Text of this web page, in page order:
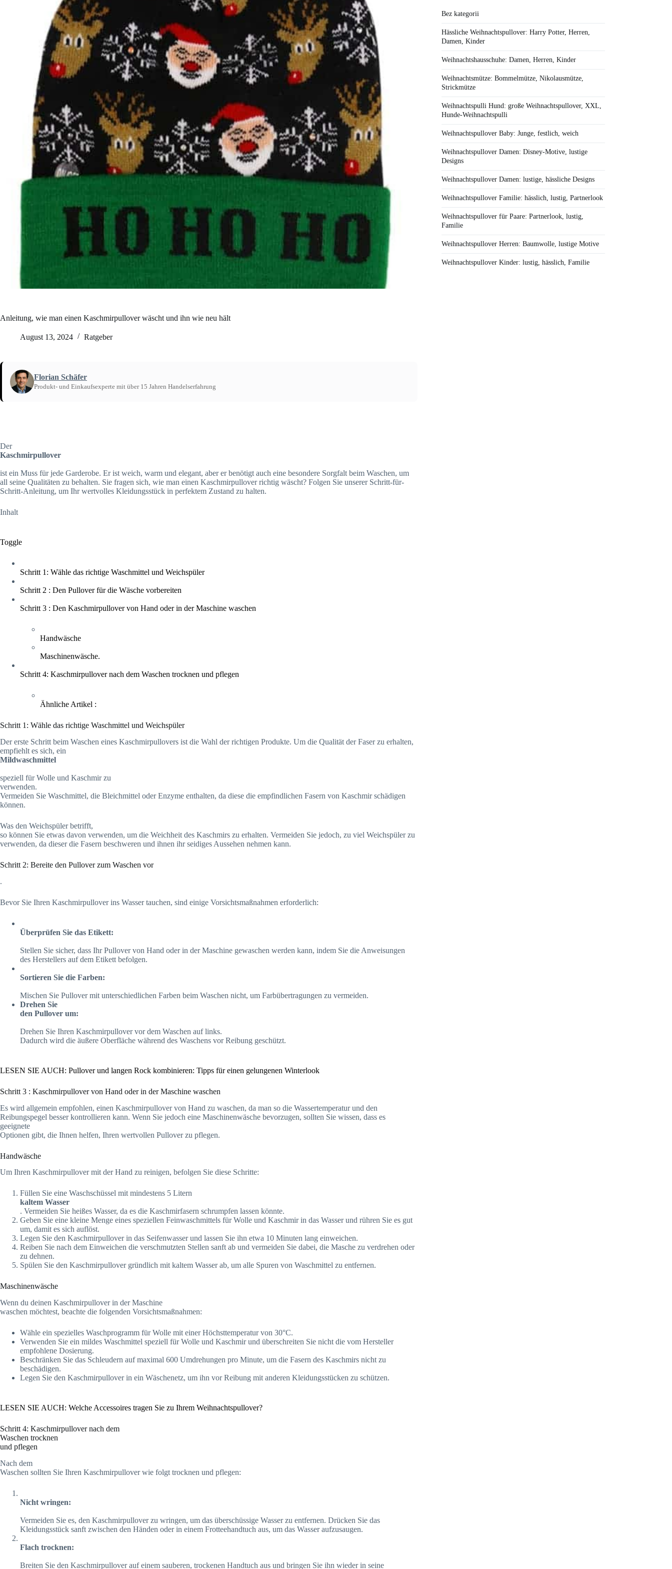
Anleitung, wie man einen Kaschmirpullover wäscht und ihn wie neu hält
August 13, 2024 Ratgeber
Florian Schäfer
Produkt- und Einkaufsexperte mit über 15 Jahren Handelserfahrung
Der
Kaschmirpullover
ist ein Muss für jede Garderobe. Er ist weich, warm und elegant, aber er benötigt auch eine besondere Sorgfalt beim Waschen, um
all seine Qualitäten zu behalten. Sie fragen sich, wie man einen Kaschmirpullover richtig wäscht? Folgen Sie unserer Schritt-für-
Schritt-Anleitung, um Ihr wertvolles Kleidungsstück in perfektem Zustand zu halten.
Inhalt
Toggle
Schritt 1: Wähle das richtige Waschmittel und Weichspüler
Schritt 2 : Den Pullover für die Wäsche vorbereiten
Schritt 3 : Den Kaschmirpullover von Hand oder in der Maschine waschen
Handwäsche
Maschinenwäsche.
Schritt 4: Kaschmirpullover nach dem Waschen trocknen und pflegen
Ähnliche Artikel :
Schritt 1: Wähle das richtige Waschmittel und Weichspüler
Der erste Schritt beim Waschen eines Kaschmirpullovers ist die Wahl der richtigen Produkte. Um die Qualität der Faser zu erhalten,
empfiehlt es sich, ein
Mildwaschmittel
speziell für Wolle und Kaschmir zu
verwenden.
Vermeiden Sie Waschmittel, die Bleichmittel oder Enzyme enthalten, da diese die empfindlichen Fasern von Kaschmir schädigen
können.
Was den Weichspüler betrifft,
so können Sie etwas davon verwenden, um die Weichheit des Kaschmirs zu erhalten. Vermeiden Sie jedoch, zu viel Weichspüler zu
verwenden, da dieser die Fasern beschweren und ihnen ihr seidiges Aussehen nehmen kann.
Schritt 2: Bereite den Pullover zum Waschen vor
.
Bevor Sie Ihren Kaschmirpullover ins Wasser tauchen, sind einige Vorsichtsmaßnahmen erforderlich:
Überprüfen Sie das Etikett:
Stellen Sie sicher, dass Ihr Pullover von Hand oder in der Maschine gewaschen werden kann, indem Sie die Anweisungen
des Herstellers auf dem Etikett befolgen.
Sortieren Sie die Farben:
Mischen Sie Pullover mit unterschiedlichen Farben beim Waschen nicht, um Farbübertragungen zu vermeiden.
Drehen Sie
den Pullover um:
Drehen Sie Ihren Kaschmirpullover vor dem Waschen auf links.
Dadurch wird die äußere Oberfläche während des Waschens vor Reibung geschützt.
LESEN SIE AUCH: Pullover und langen Rock kombinieren: Tipps für einen gelungenen Winterlook
Schritt 3 : Kaschmirpullover von Hand oder in der Maschine waschen
Es wird allgemein empfohlen, einen Kaschmirpullover von Hand zu waschen, da man so die Wassertemperatur und den
Reibungspegel besser kontrollieren kann. Wenn Sie jedoch eine Maschinenwäsche bevorzugen, sollten Sie wissen, dass es
geeignete
Optionen gibt, die Ihnen helfen, Ihren wertvollen Pullover zu pflegen.
Handwäsche
Um Ihren Kaschmirpullover mit der Hand zu reinigen, befolgen Sie diese Schritte:
Füllen Sie eine Waschschüssel mit mindestens 5 Litern
kaltem Wasser
. Vermeiden Sie heißes Wasser, da es die Kaschmirfasern schrumpfen lassen könnte.
Geben Sie eine kleine Menge eines speziellen Feinwaschmittels für Wolle und Kaschmir in das Wasser und rühren Sie es gut
um, damit es sich auflöst.
Legen Sie den Kaschmirpullover in das Seifenwasser und lassen Sie ihn etwa 10 Minuten lang einweichen.
Reiben Sie nach dem Einweichen die verschmutzten Stellen sanft ab und vermeiden Sie dabei, die Masche zu verdrehen oder
zu dehnen.
Spülen Sie den Kaschmirpullover gründlich mit kaltem Wasser ab, um alle Spuren von Waschmittel zu entfernen.
Maschinenwäsche
Wenn du deinen Kaschmirpullover in der Maschine
waschen möchtest, beachte die folgenden Vorsichtsmaßnahmen:
Wähle ein spezielles Waschprogramm für Wolle mit einer Höchsttemperatur von 30°C.
Verwenden Sie ein mildes Waschmittel speziell für Wolle und Kaschmir und überschreiten Sie nicht die vom Hersteller
empfohlene Dosierung.
Beschränken Sie das Schleudern auf maximal 600 Umdrehungen pro Minute, um die Fasern des Kaschmirs nicht zu
beschädigen.
Legen Sie den Kaschmirpullover in ein Wäschenetz, um ihn vor Reibung mit anderen Kleidungsstücken zu schützen.
LESEN SIE AUCH: Welche Accessoires tragen Sie zu Ihrem Weihnachtspullover?
Schritt 4: Kaschmirpullover nach dem
Waschen trocknen
und pflegen
Nach dem
Waschen sollten Sie Ihren Kaschmirpullover wie folgt trocknen und pflegen:
Nicht wringen:
Vermeiden Sie es, den Kaschmirpullover zu wringen, um das überschüssige Wasser zu entfernen. Drücken Sie das
Kleidungsstück sanft zwischen den Händen oder in einem Frotteehandtuch aus, um das Wasser aufzusaugen.
Flach trocknen:
Breiten Sie den Kaschmirpullover auf einem sauberen, trockenen Handtuch aus und bringen Sie ihn wieder in seine
Bez kategorii
Hässliche Weihnachtspullover: Harry Potter, Herren,
Damen, Kinder
Weihnachtshausschuhe: Damen, Herren, Kinder
Weihnachtsmütze: Bommelmütze, Nikolausmütze,
Strickmütze
Weihnachtspulli Hund: große Weihnachtspullover, XXL,
Hunde-Weihnachtspulli
Weihnachtspullover Baby: Junge, festlich, weich
Weihnachtspullover Damen: Disney-Motive, lustige
Designs
Weihnachtspullover Damen: lustige, hässliche Designs
Weihnachtspullover Familie: hässlich, lustig, Partnerlook
Weihnachtspullover für Paare: Partnerlook, lustig,
Familie
Weihnachtspullover Herren: Baumwolle, lustige Motive
Weihnachtspullover Kinder: lustig, hässlich, Familie